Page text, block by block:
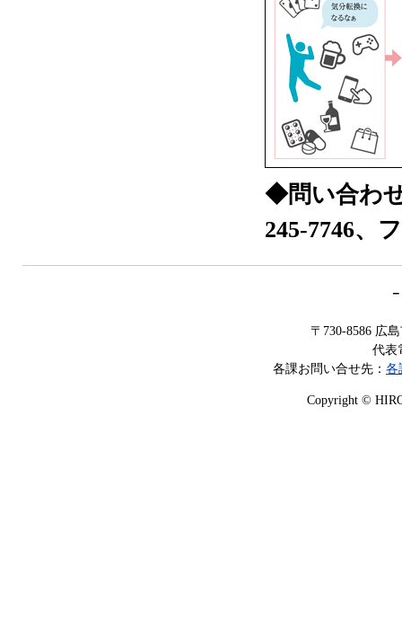
◆問い合わ
245-7746、
〒730-8586 広
代表
各課お問い合せ先： 各
Copyright ©